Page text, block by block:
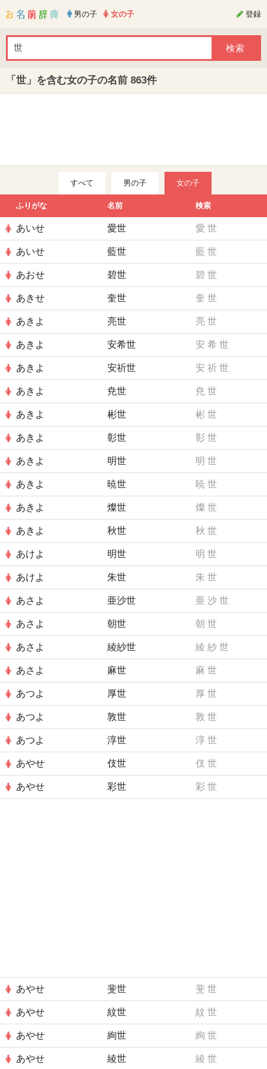
男の子 女の子 登録
「世」を含む女の子の名前 863件
すべて 男の子 女の子
ふりがな 名前 検索
あいせ 愛世 愛 世
あいせ 藍世 藍 世
あおせ 碧世 碧 世
あきせ 奎世 奎 世
あきよ 亮世 亮 世
あきよ 安希世 安 希 世
あきよ 安祈世 安 祈 世
あきよ 尭世 尭 世
あきよ 彬世 彬 世
あきよ 彰世 彰 世
あきよ 明世 明 世
あきよ 暁世 暁 世
あきよ 燦世 燦 世
あきよ 秋世 秋 世
あけよ 明世 明 世
あけよ 朱世 朱 世
あさよ 亜沙世 亜 沙 世
あさよ 朝世 朝 世
あさよ 綾紗世 綾 紗 世
あさよ 麻世 麻 世
あつよ 厚世 厚 世
あつよ 敦世 敦 世
あつよ 淳世 淳 世
あやせ 伎世 伎 世
あやせ 彩世 彩 世
あやせ 斐世 斐 世
あやせ 紋世 紋 世
あやせ 絢世 絢 世
あやせ 綾世 綾 世